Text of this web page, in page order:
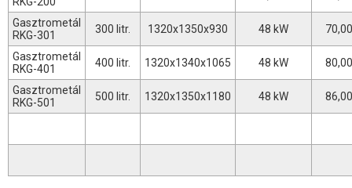
Gasztrometál
RKG-301
300 litr. 1320x1350x930 48 kW 70,00
Gasztrometál
RKG-401
400 litr. 1320x1340x1065 48 kW 80,00
Gasztrometál
RKG-501
500 litr. 1320x1350x1180 48 kW 86,00